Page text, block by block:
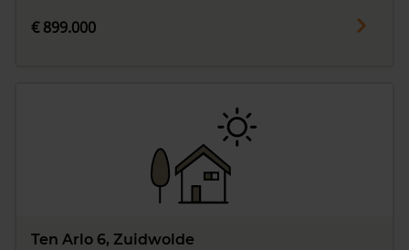
€ 899.000
Ten Arlo 6, Zuidwolde